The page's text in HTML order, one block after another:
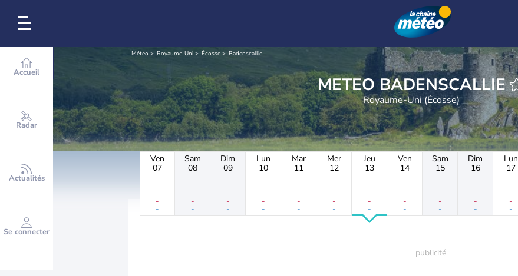
Accueil
Radar
Actualités
Se connecter
Météo Royaume-Uni Écosse Badenscallie
METEO BADENSCALLIE
Royaume-Uni (Écosse)
Ven
07
-
-
Sam
08
-
-
Dim
09
-
-
Lun
10
-
-
Mar
11
-
-
Mer
12
-
-
Jeu
13
-
-
Ven
14
-
-
Sam
15
-
-
Dim
16
-
-
Lun
17
-
-